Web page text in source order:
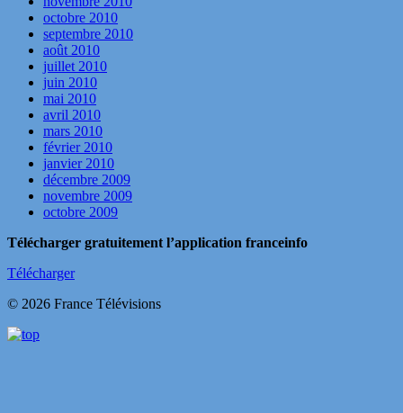
octobre 2010
septembre 2010
août 2010
juillet 2010
juin 2010
mai 2010
avril 2010
mars 2010
février 2010
janvier 2010
décembre 2009
novembre 2009
octobre 2009
Télécharger gratuitement l’application franceinfo
Télécharger
© 2026 France Télévisions